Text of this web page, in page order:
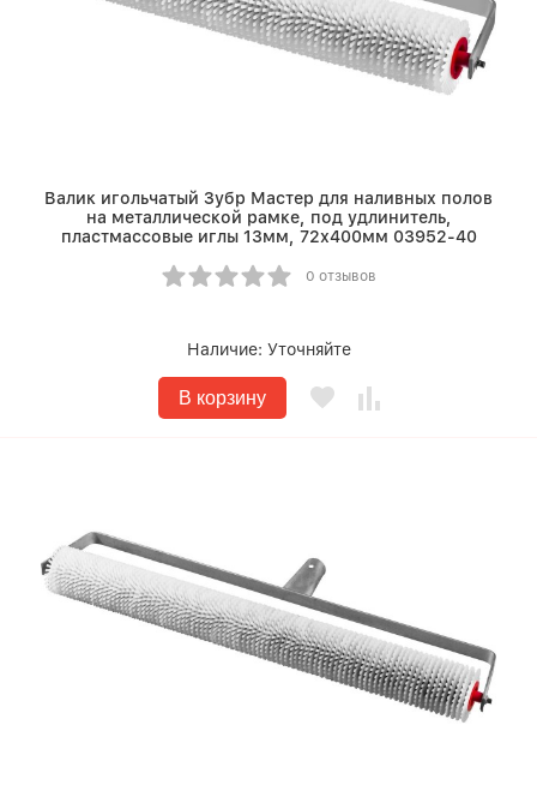
Валик игольчатый Зубр Мастер для наливных полов
на металлической рамке, под удлинитель,
пластмассовые иглы 13мм, 72х400мм 03952-40
0 отзывов
Наличие: Уточняйте
В корзину